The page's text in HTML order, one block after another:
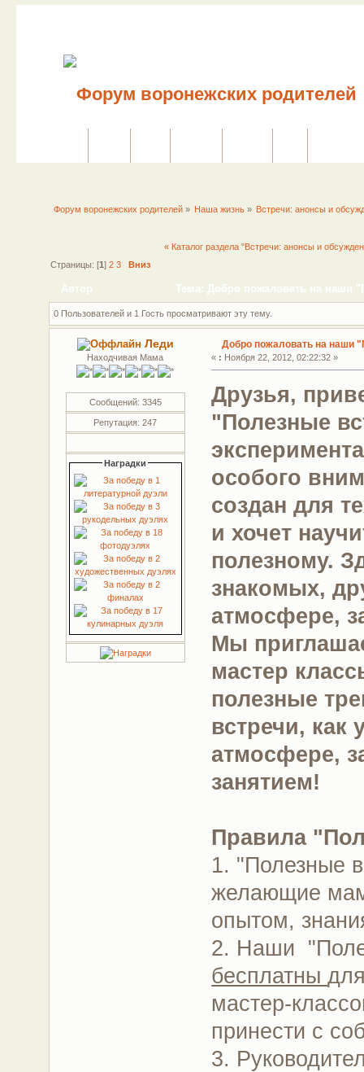
Форум воронежских родителей» Наша жизнь » Встречи: анонсы и
« Каталог раздела "Встречи: анонсы и
Страницы: [1 ] 2 3 Вниз
Автор Тема: Добро пожаловать на наши
0 Пользователей и 1 Гость просматривают эту тему.
Леди
Находчивая Мама
Сообщений: 3345
Репутация: 247
Наградки
Добро пожаловать на наши
« : Ноября 22, 2012, 02:22:32 »
Друзья,
"Полезные
особого
создан для
и хочет
полезному.
знакомых,
атмосфере,
Мы
мастер
полезные
встречи, как
атмосфере,
занятием!
Правила
1. "Полезные
желающие
опытом,
2. Наши
бесплатны
мастер-
принести с
3.